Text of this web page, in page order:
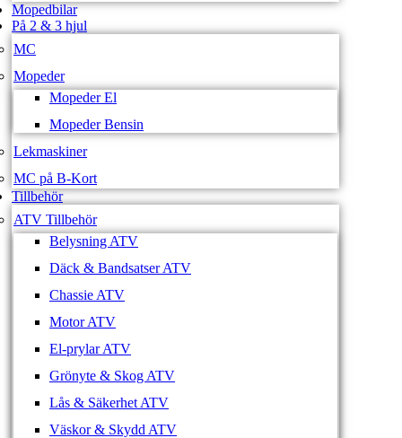
Mopedbilar
På 2 & 3 hjul
MC
Mopeder
Mopeder El
Mopeder Bensin
Lekmaskiner
MC på B-Kort
Tillbehör
ATV Tillbehör
Belysning ATV
Däck & Bandsatser ATV
Chassie ATV
Motor ATV
El-prylar ATV
Grönyte & Skog ATV
Lås & Säkerhet ATV
Väskor & Skydd ATV